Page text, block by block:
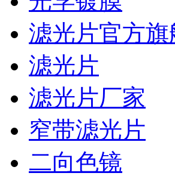
滤光片官方旗
滤光片
滤光片厂家
窄带滤光片
二向色镜